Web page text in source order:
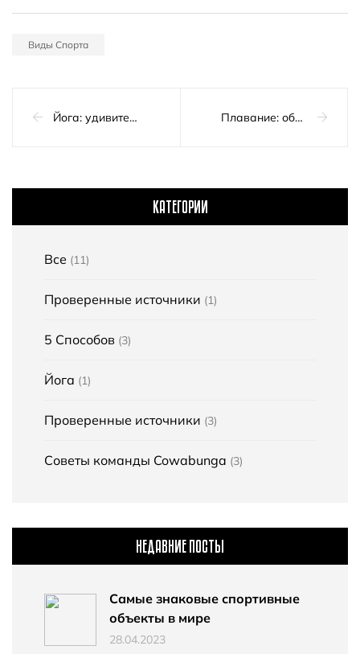
Виды Спорта
Йога: удивительный способ повысить свои спортивные показатели Плавание: обзор преимуществ
КАТЕГОРИИ
Все (11)
Проверенные источники (1)
5 Способов (3)
Йога (1)
Проверенные источники (3)
Советы команды Cowabunga (3)
НЕДАВНИЕ ПОСТЫ
Самые знаковые спортивные
объекты в мире
28.04.2023